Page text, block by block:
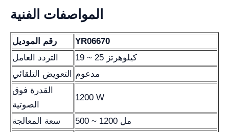
المواصفات الفنية
رقم الموديل
YR06670
التردد العامل
19 ~ 25 كيلوهرتز
التعويض التلقائي
مدعوم
القدرة فوق
الصوتية
1200 W
سعة المعالجة
500 ~ 1200 مل